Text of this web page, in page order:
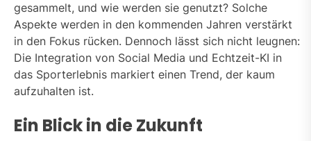
gesammelt, und wie werden sie genutzt? Solche
Aspekte werden in den kommenden Jahren verstärkt
in den Fokus rücken. Dennoch lässt sich nicht leugnen:
Die Integration von Social Media und Echtzeit-KI in
das Sporterlebnis markiert einen Trend, der kaum
aufzuhalten ist.
Ein Blick in die Zukunft